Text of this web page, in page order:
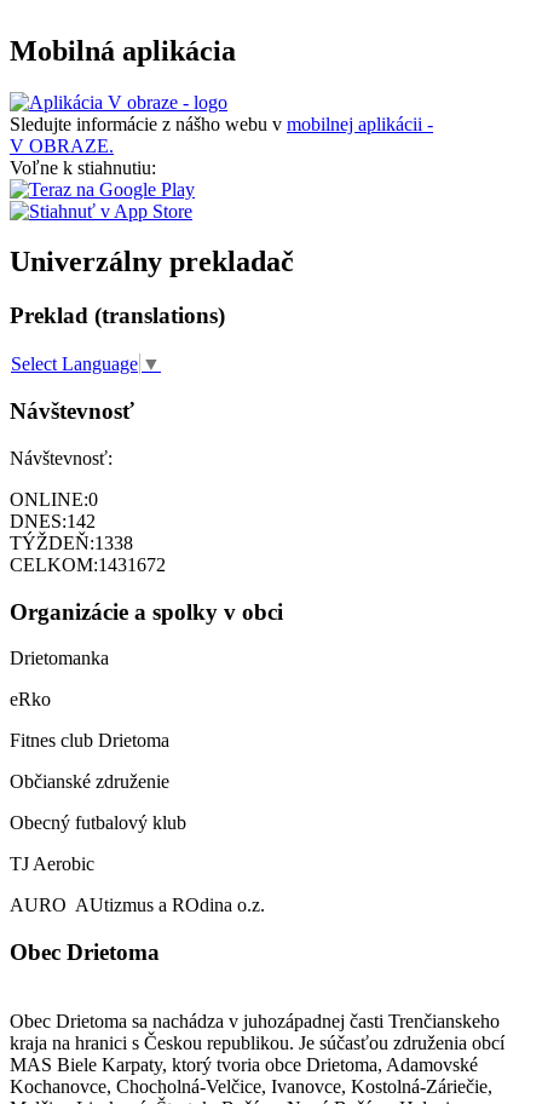
Mobilná aplikácia
Sledujte informácie z nášho webu v mobilnej aplikácii -
V OBRAZE.
Voľne k stiahnutiu:
Univerzálny prekladač
Preklad (translations)
Select Language ▼
Návštevnosť
Návštevnosť:
ONLINE:0
DNES:142
TÝŽDEŇ:1338
CELKOM:1431672
Organizácie a spolky v obci
Drietomanka
eRko
Fitnes club Drietoma
Občianské združenie
Obecný futbalový klub
TJ Aerobic
AURO AUtizmus a ROdina o.z.
Obec Drietoma
Obec Drietoma sa nachádza v juhozápadnej časti Trenčianskeho
kraja na hranici s Českou republikou. Je súčasťou združenia obcí
MAS Biele Karpaty, ktorý tvoria obce Drietoma, Adamovské
Kochanovce, Chocholná-Velčice, Ivanovce, Kostolná-Záriečie,